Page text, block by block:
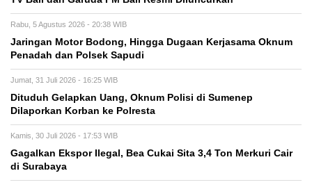
Rabu, 5 Agustus 2026 - 20:38 WIB
Jaringan Motor Bodong, Hingga Dugaan Kerjasama Oknum
Penadah dan Polsek Sapudi
Jumat, 31 Juli 2026 - 16:25 WIB
Dituduh Gelapkan Uang, Oknum Polisi di Sumenep
Dilaporkan Korban ke Polresta
Kamis, 30 Juli 2026 - 17:53 WIB
Gagalkan Ekspor Ilegal, Bea Cukai Sita 3,4 Ton Merkuri Cair
di Surabaya